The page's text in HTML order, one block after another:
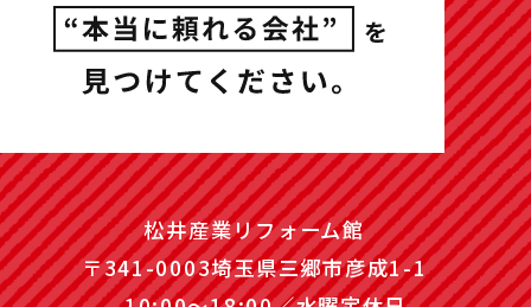
松井産業リフォーム館
〒341-0003埼玉県三郷市彦成1-1